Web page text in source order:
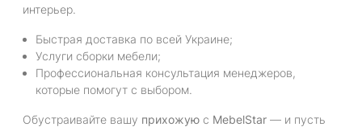
интерьер.
Быстрая доставка по всей Украине;
Услуги сборки мебели;
Профессиональная консультация менеджеров,
которые помогут с выбором.
Обустраивайте вашу прихожую с MebelStar — и пусть